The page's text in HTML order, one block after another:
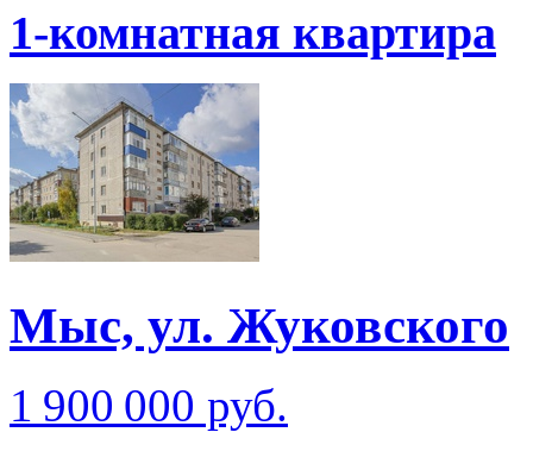
1-комнатная квартира
Мыс, ул. Жуковского
1 900 000 руб.